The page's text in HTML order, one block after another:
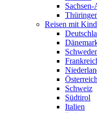
Reisen mit Kind
Österreich
Schweiz
Südtirol
Italien